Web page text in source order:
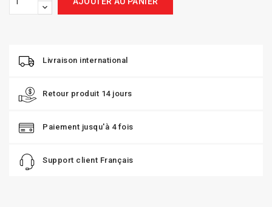
Livraison international
Retour produit 14 jours
Paiement jusqu'à 4 fois
Support client Français